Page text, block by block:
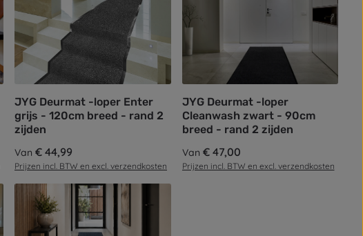
JYG Deurmat -loper Enter
grijs - 120cm breed - rand 2
zijden
Normale prijs:
Van € 44,99
Prijzen incl. BTW en excl. verzendkosten
JYG Deurmat -loper
Cleanwash zwart - 90cm
breed - rand 2 zijden
Normale prijs:
Van € 47,00
Prijzen incl. BTW en excl. verzendkosten